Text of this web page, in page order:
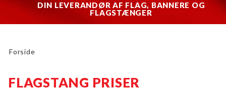
DIN LEVERANDØR AF FLAG, BANNERE OG
FLAGSTÆNGER
Forside
FLAGSTANG PRISER